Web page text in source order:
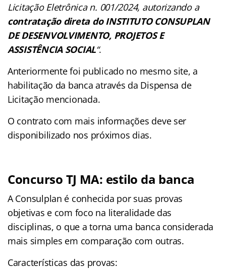
Licitação Eletrônica n. 001/2024, autorizando a
contratação direta do INSTITUTO CONSUPLAN
DE DESENVOLVIMENTO, PROJETOS E
ASSISTÊNCIA SOCIAL“.
Anteriormente foi publicado no mesmo site, a
habilitação da banca através da Dispensa de
Licitação mencionada.
O contrato com mais informações deve ser
disponibilizado nos próximos dias.
Concurso TJ MA: estilo da banca
A Consulplan é conhecida por suas provas
objetivas e com foco na literalidade das
disciplinas, o que a torna uma banca considerada
mais simples em comparação com outras.
Características das provas: